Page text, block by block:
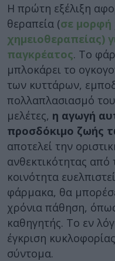
Η πρώτη εξέλιξη
θεραπεία (σε μορφή
χημειοθεραπείας)
παγκρέατος. Το
μπλοκάρει το
των κυττάρων,
πολλαπλασιασμό
μελέτες, η αγωγή
προσδόκιμο ζωής
αποτελεί την
ανθεκτικότητας από
κοινότητα
φάρμακα, θα
χρόνια πάθηση,
καθηγητής. Το εν
έγκριση
σύντομα.